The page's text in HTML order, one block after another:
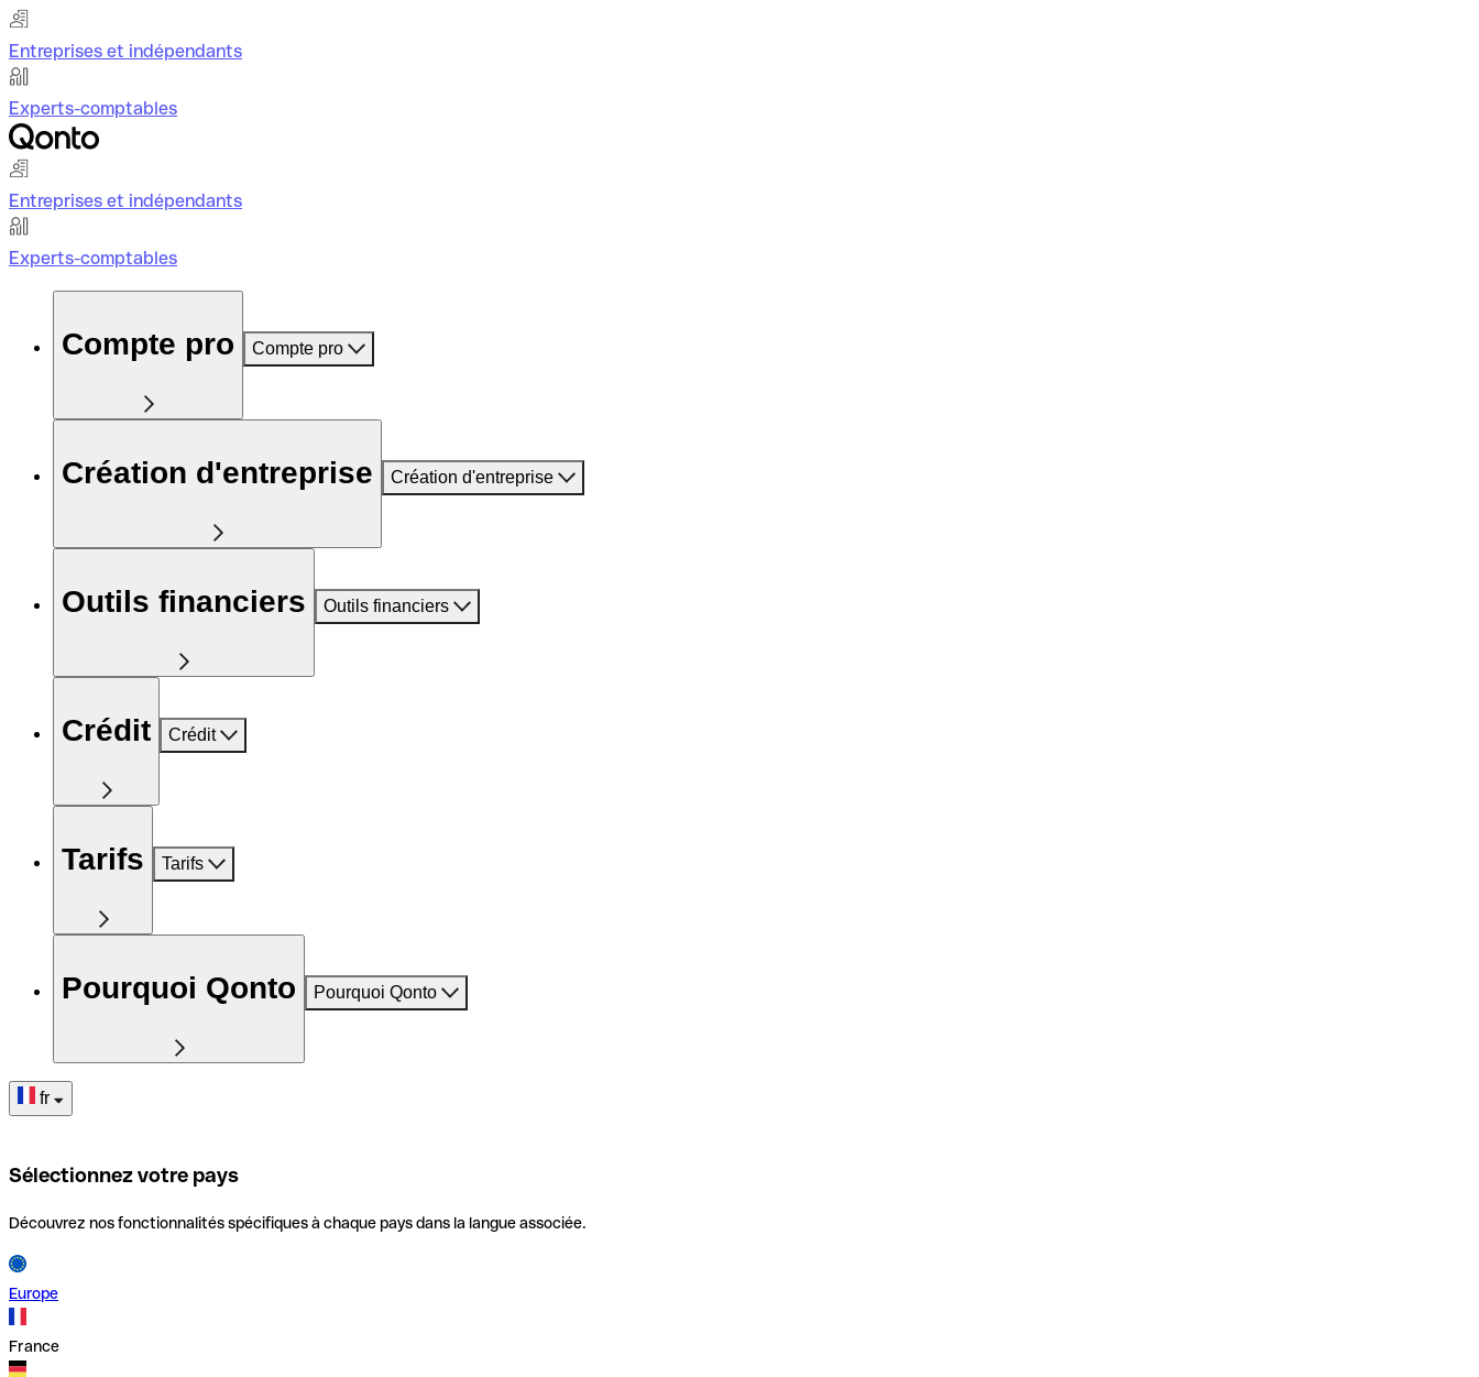
Entreprises et indépendants
Experts-comptables
Entreprises et indépendants
Experts-comptables
Compte pro Compte pro
Création d'entreprise Création d'entreprise
Outils financiers Outils financiers
Crédit Crédit
Tarifs Tarifs
Pourquoi Qonto Pourquoi Qonto
fr
Sélectionnez votre pays
Découvrez nos fonctionnalités spécifiques à chaque pays dans la langue associée.
Europe
France